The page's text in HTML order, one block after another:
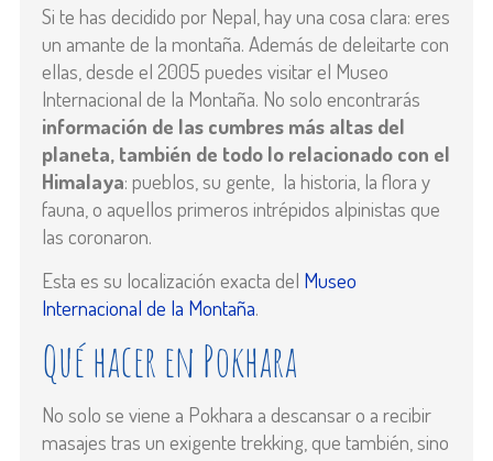
Si te has decidido por Nepal, hay una cosa clara: eres
un amante de la montaña. Además de deleitarte con
ellas, desde el 2005 puedes visitar el Museo
Internacional de la Montaña. No solo encontrarás
información de las cumbres más altas del
planeta, también de todo lo relacionado con el
Himalaya: pueblos, su gente, la historia, la flora y
fauna, o aquellos primeros intrépidos alpinistas que
las coronaron.
Esta es su localización exacta del Museo
Internacional de la Montaña.
Qué hacer en Pokhara
No solo se viene a Pokhara a descansar o a recibir
masajes tras un exigente trekking, que también, sino